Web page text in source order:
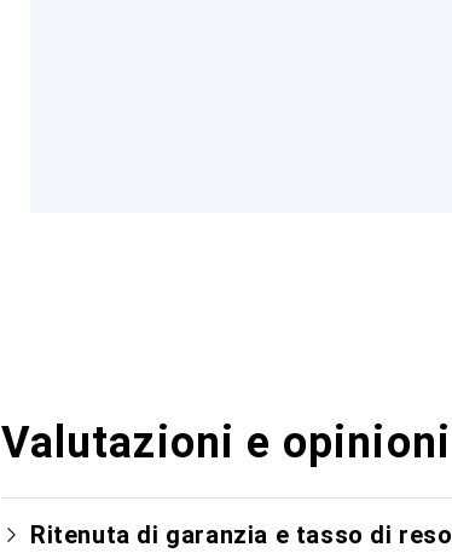
Valutazioni e opinioni
Ritenuta di garanzia e tasso di reso